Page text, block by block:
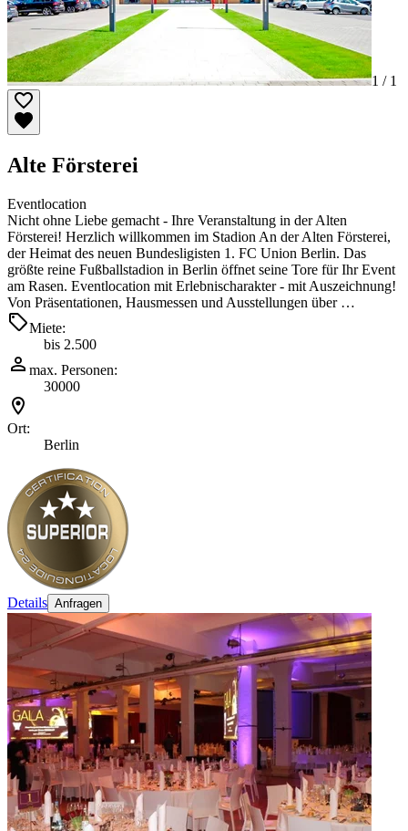
1 / 1
Alte Försterei
Eventlocation
Nicht ohne Liebe gemacht - Ihre Veranstaltung in der Alten
Försterei! Herzlich willkommen im Stadion An der Alten Försterei,
der Heimat des neuen Bundesligisten 1. FC Union Berlin. Das
größte reine Fußballstadion in Berlin öffnet seine Tore für Ihr Event
am Rasen. Eventlocation mit Erlebnischarakter - mit Auszeichnung!
Von Präsentationen, Hausmessen und Ausstellungen über …
Miete:
bis 2.500
max. Personen:
30000
Ort:
Berlin
Details Anfragen